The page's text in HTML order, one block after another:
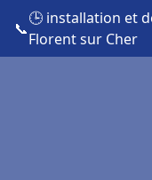
📞
🕒 installation et
Florent sur Cher